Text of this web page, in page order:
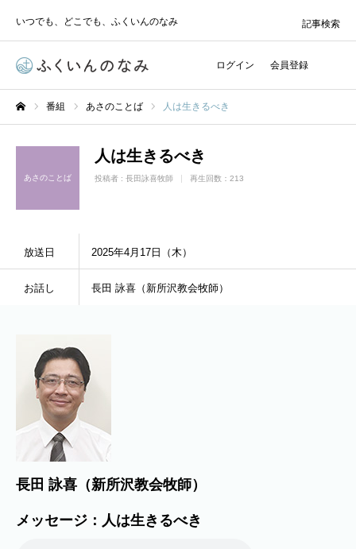
いつでも、どこでも、ふくいんのなみ
ログイン 会員登録
記事検索
番組 あさのことば 人は生きるべき
あさのことば
人は生きるべき
投稿者 : 長田詠喜牧師 再生回数：213
放送日 2025年4月17日（木）
お話し 長田 詠喜（新所沢教会牧師）
長田 詠喜（新所沢教会牧師）
メッセージ：人は生きるべき